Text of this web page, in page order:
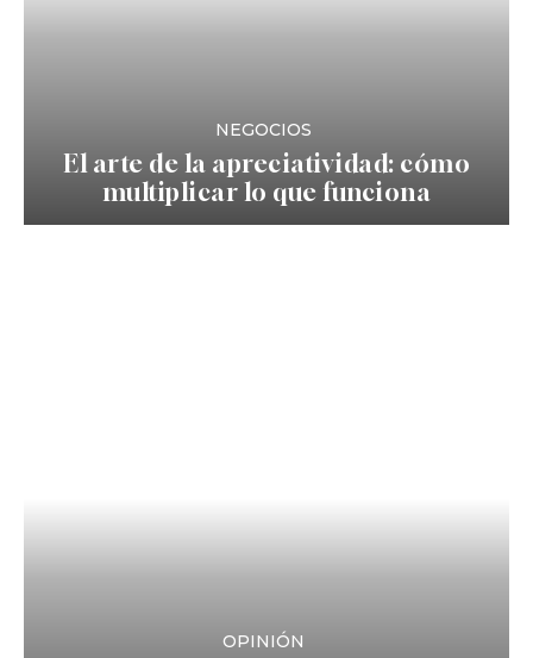
NEGOCIOS
El arte de la apreciatividad: cómo
multiplicar lo que funciona
OPINIÓN